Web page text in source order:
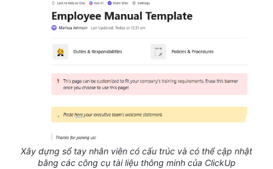
Xây dựng sổ tay nhân viên có cấu trúc và có thể cập nhật
bằng các công cụ tài liệu thông minh của ClickUp